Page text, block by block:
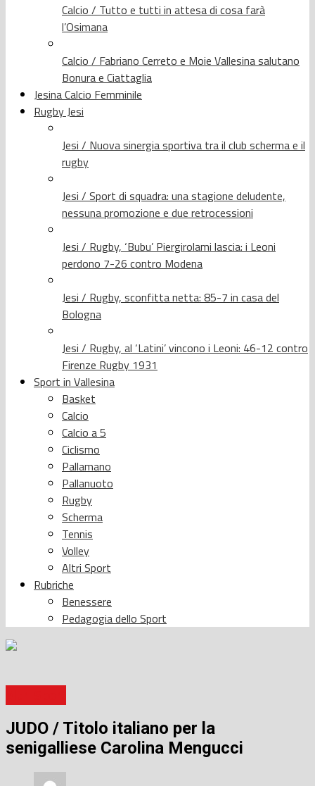
Calcio / Tutto e tutti in attesa di cosa farà
l’Osimana
Calcio / Fabriano Cerreto e Moie Vallesina salutano
Bonura e Ciattaglia
Jesina Calcio Femminile
Rugby Jesi
Jesi / Nuova sinergia sportiva tra il club scherma e il
rugby
Jesi / Sport di squadra: una stagione deludente,
nessuna promozione e due retrocessioni
Jesi / Rugby, ‘Bubu’ Piergirolami lascia: i Leoni
perdono 7-26 contro Modena
Jesi / Rugby, sconfitta netta: 85-7 in casa del
Bologna
Jesi / Rugby, al ‘Latini’ vincono i Leoni: 46-12 contro
Firenze Rugby 1931
Sport in Vallesina
Basket
Calcio
Calcio a 5
Ciclismo
Pallamano
Pallanuoto
Rugby
Scherma
Tennis
Volley
Altri Sport
Rubriche
Benessere
Pedagogia dello Sport
JUDO / Titolo italiano per la
senigalliese Carolina Mengucci